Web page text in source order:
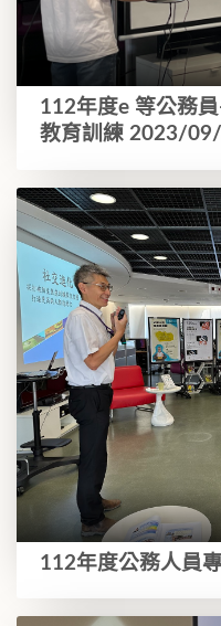
112年度e 等公務
教育訓練 2023/
112年度公務人員